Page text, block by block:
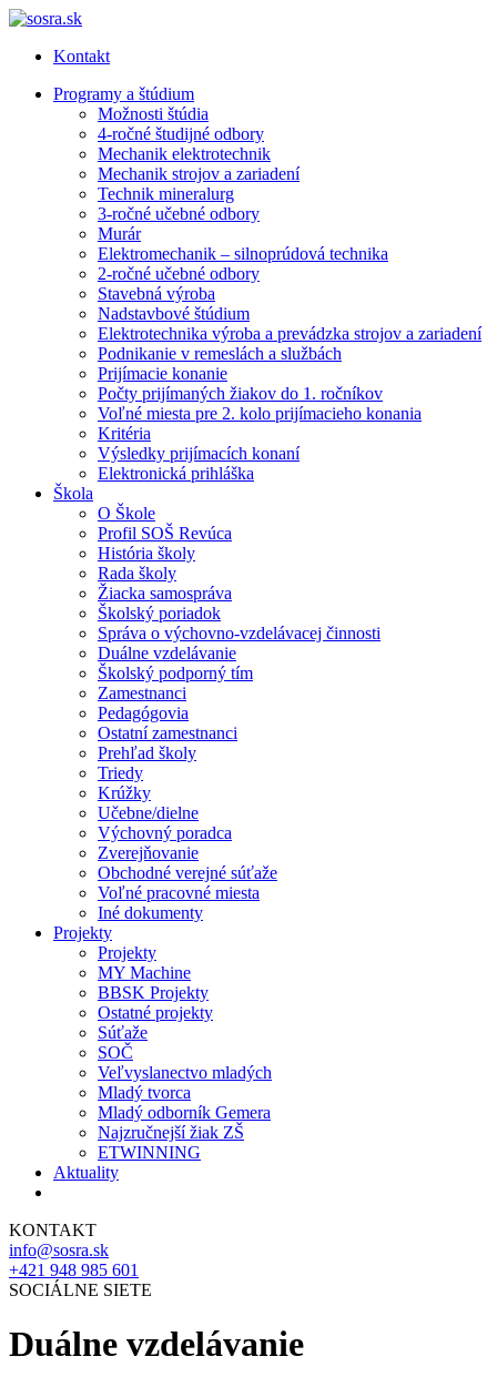
Kontakt
Programy a štúdium
Možnosti štúdia
4-ročné študijné odbory
Mechanik elektrotechnik
Mechanik strojov a zariadení
Technik mineralurg
3-ročné učebné odbory
Murár
Elektromechanik – silnoprúdová technika
2-ročné učebné odbory
Stavebná výroba
Nadstavbové štúdium
Elektrotechnika výroba a prevádzka strojov a zariadení
Podnikanie v remeslách a službách
Prijímacie konanie
Počty prijímaných žiakov do 1. ročníkov
Voľné miesta pre 2. kolo prijímacieho konania
Kritéria
Výsledky prijímacích konaní
Elektronická prihláška
Škola
O Škole
Profil SOŠ Revúca
História školy
Rada školy
Žiacka samospráva
Školský poriadok
Správa o výchovno-vzdelávacej činnosti
Duálne vzdelávanie
Školský podporný tím
Zamestnanci
Pedagógovia
Ostatní zamestnanci
Prehľad školy
Triedy
Krúžky
Učebne/dielne
Výchovný poradca
Zverejňovanie
Obchodné verejné súťaže
Voľné pracovné miesta
Iné dokumenty
Projekty
Projekty
MY Machine
BBSK Projekty
Ostatné projekty
Súťaže
SOČ
Veľvyslanectvo mladých
Mladý tvorca
Mladý odborník Gemera
Najzručnejší žiak ZŠ
ETWINNING
Aktuality
KONTAKT
info@sosra.sk
+421 948 985 601
SOCIÁLNE SIETE
Duálne vzdelávanie